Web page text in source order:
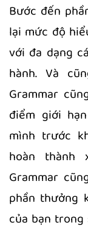
Bước đến
lại mức độ
với đa dạng
hành. Và
Grammar
điểm giới
mình trước
hoàn thành
Grammar
phần thưởng
của bạn